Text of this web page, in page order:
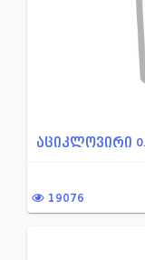
აციკლოვირი
19076